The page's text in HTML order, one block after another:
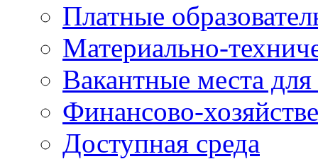
Платные
Материально-
Вакантные места
Финансово-
Доступная среда